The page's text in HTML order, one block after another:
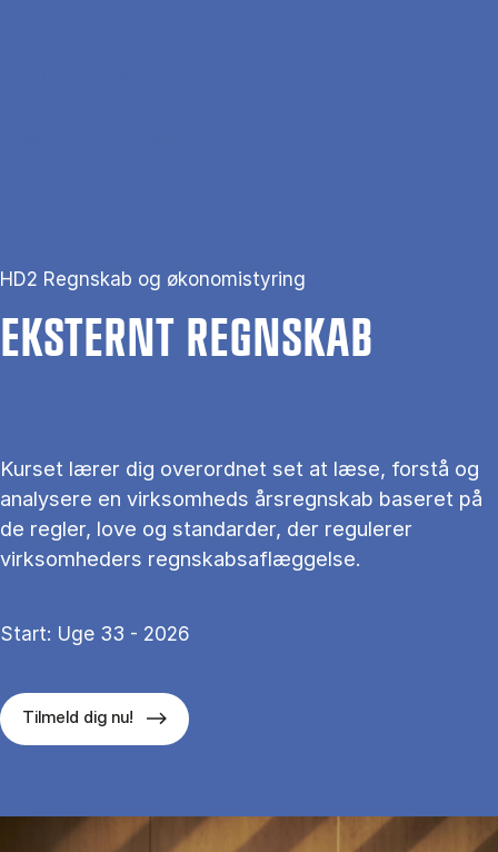
HD2 Regnskab og økonomistyring
EK­STER­NT REGN­SKAB
Kurset lærer dig overordnet set at læse, forstå og
analysere en virksomheds årsregnskab baseret på
de regler, love og standarder, der regulerer
virksomheders regnskabsaflæggelse.
Start: Uge 33 - 2026
Tilmeld dig nu!